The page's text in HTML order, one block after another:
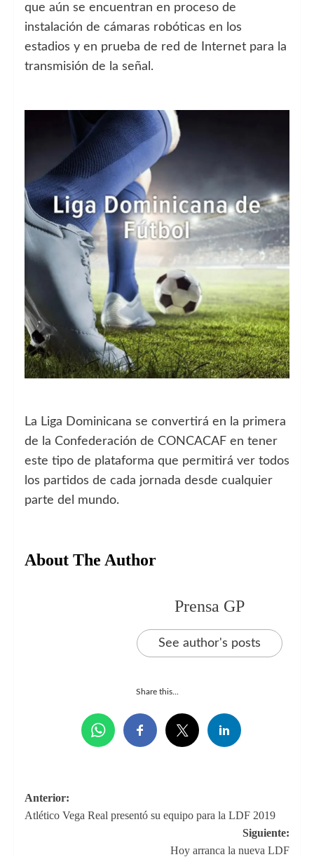
que aún se encuentran en proceso de
instalación de cámaras robóticas en los
estadios y en prueba de red de Internet para la
transmisión de la señal.
La Liga Dominicana se convertirá en la primera
de la Confederación de CONCACAF en tener
este tipo de plataforma que permitirá ver todos
los partidos de cada jornada desde cualquier
parte del mundo.
About The Author
Prensa GP
See author's posts
Share this...
Navegación
de
Anterior:
Atlético Vega Real presentó su equipo para la LDF 2019
Siguiente:
Hoy arranca la nueva LDF